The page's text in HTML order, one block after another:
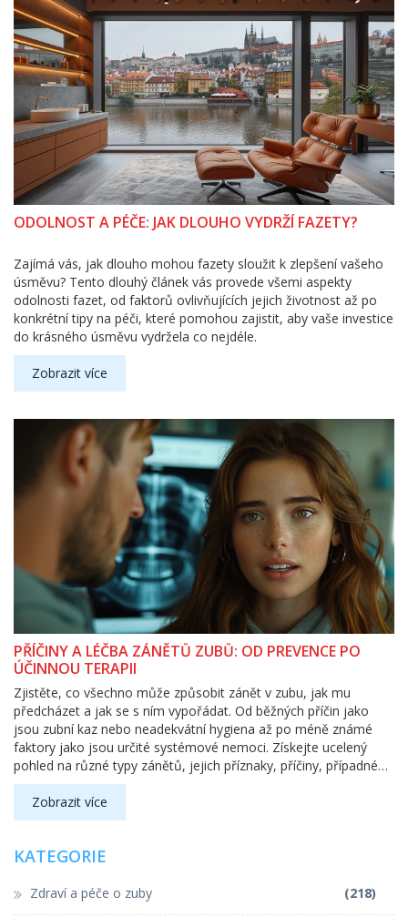
ODOLNOST A PÉČE: JAK DLOUHO VYDRŽÍ FAZETY?
Zajímá vás, jak dlouho mohou fazety sloužit k zlepšení vašeho
úsměvu? Tento dlouhý článek vás provede všemi aspekty
odolnosti fazet, od faktorů ovlivňujících jejich životnost až po
konkrétní tipy na péči, které pomohou zajistit, aby vaše investice
do krásného úsměvu vydržela co nejdéle.
Zobrazit více
PŘÍČINY A LÉČBA ZÁNĚTŮ ZUBŮ: OD PREVENCE PO
ÚČINNOU TERAPII
Zjistěte, co všechno může způsobit zánět v zubu, jak mu
předcházet a jak se s ním vypořádat. Od běžných příčin jako
jsou zubní kaz nebo neadekvátní hygiena až po méně známé
faktory jako jsou určité systémové nemoci. Získejte ucelený
pohled na různé typy zánětů, jejich příznaky, příčiny, případné
komplikace a nejmodernější metody léčby.
Zobrazit více
KATEGORIE
Zdraví a péče o zuby (218)